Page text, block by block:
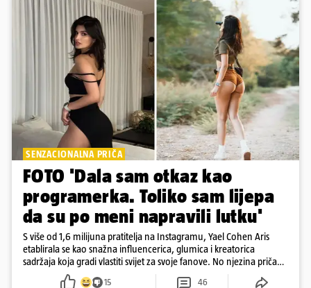
SENZACIONALNA PRIČA
FOTO 'Dala sam otkaz kao
programerka. Toliko sam lijepa
da su po meni napravili lutku'
S više od 1,6 milijuna pratitelja na Instagramu, Yael Cohen Aris
etablirala se kao snažna influencerica, glumica i kreatorica
sadržaja koja gradi vlastiti svijet za svoje fanove. No njezina priča
pokazuje da online slava dolazi i s neočekivanim izazovima
15 46